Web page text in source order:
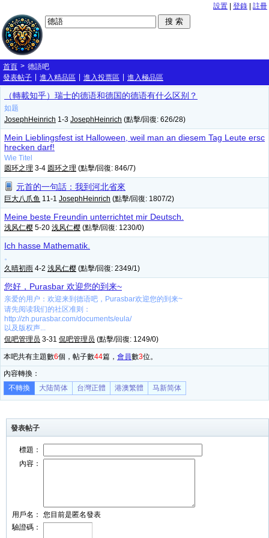
設置 登錄 註冊
首頁 > 德語吧
發表帖子
進入精品區 進入投票區 進入極品區
（轉載知乎）瑞士的德语和德国的德语有什么区别？
如题
JosephHeinrich 1-3 JosephHeinrich (點擊/回復: 626/28)
Mein Lieblingsfest ist Halloween, weil man an diesem Tag Leute ersc
hrecken darf!
Wie Titel
圆环之理 3-4 圆环之理 (點擊/回復: 846/7)
元首的一句話：我到河北省來
巨大八爪鱼 11-1 JosephHeinrich (點擊/回復: 1807/2)
Meine beste Freundin unterrichtet mir Deutsch.
浅风仁樱 5-20 浅风仁樱 (點擊/回復: 1230/0)
Ich hasse Mathematik.
。
久晴初雨 4-2 浅风仁樱 (點擊/回復: 2349/1)
您好，Purasbar 欢迎您的到来~
亲爱的用户：欢迎来到德语吧，Purasbar欢迎您的到来~
请先阅读我们的社区准则：
http://zh.purasbar.com/documents/eula/
以及版权声...
侃吧管理员 3-31 侃吧管理员 (點擊/回復: 1249/0)
本吧共有主題數6個，帖子數44篇， 會員數3位。
內容轉換：
不轉換
大陆简体 台灣正體 港澳繁體 马新简体
發表帖子
標題：
內容：
用戶名：
您目前是匿名發表
驗證碼：